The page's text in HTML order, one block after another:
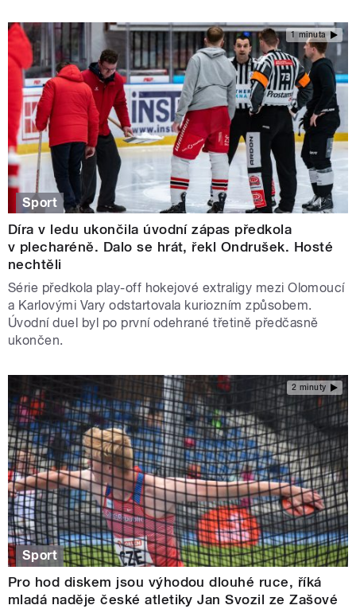
1 minuta
Sport
Díra v ledu ukončila úvodní zápas předkola
v plecharéně. Dalo se hrát, řekl Ondrušek. Hosté
nechtěli
Série předkola play-off hokejové extraligy mezi Olomoucí
a Karlovými Vary odstartovala kuriozním způsobem.
Úvodní duel byl po první odehrané třetině předčasně
ukončen.
2 minuty
Sport
Pro hod diskem jsou výhodou dlouhé ruce, říká
mladá naděje české atletiky Jan Svozil ze Zašové